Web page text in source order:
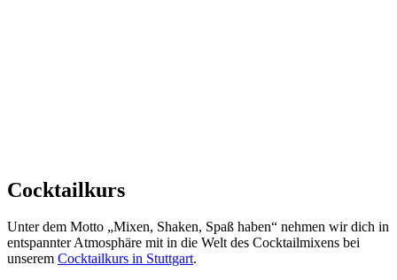
Cocktailkurs
Unter dem Motto „Mixen, Shaken, Spaß haben“ nehmen wir dich in
entspannter Atmosphäre mit in die Welt des Cocktailmixens bei
unserem Cocktailkurs in Stuttgart.